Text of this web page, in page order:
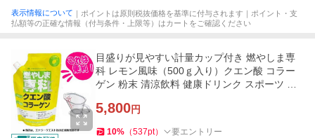
表示情報について ｜ポイントは原則税抜価格を基準に付与されます｜ポイント・支
払額等の正確な情報（付与条件・上限等）はカートをご確認ください
目盛りが見やすい計量カップ付き 燃やしま専
科 レモン風味（500ｇ入り）クエン酸 コラー
ゲン 粉末 清涼飲料 健康ドリンク スポーツ ド
5,800円
10% （537pt） 要エントリー